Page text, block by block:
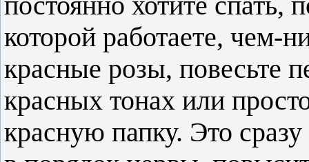
которой работаете, чем-
красные розы, повесьте
красных тонах или
красную папку. Это